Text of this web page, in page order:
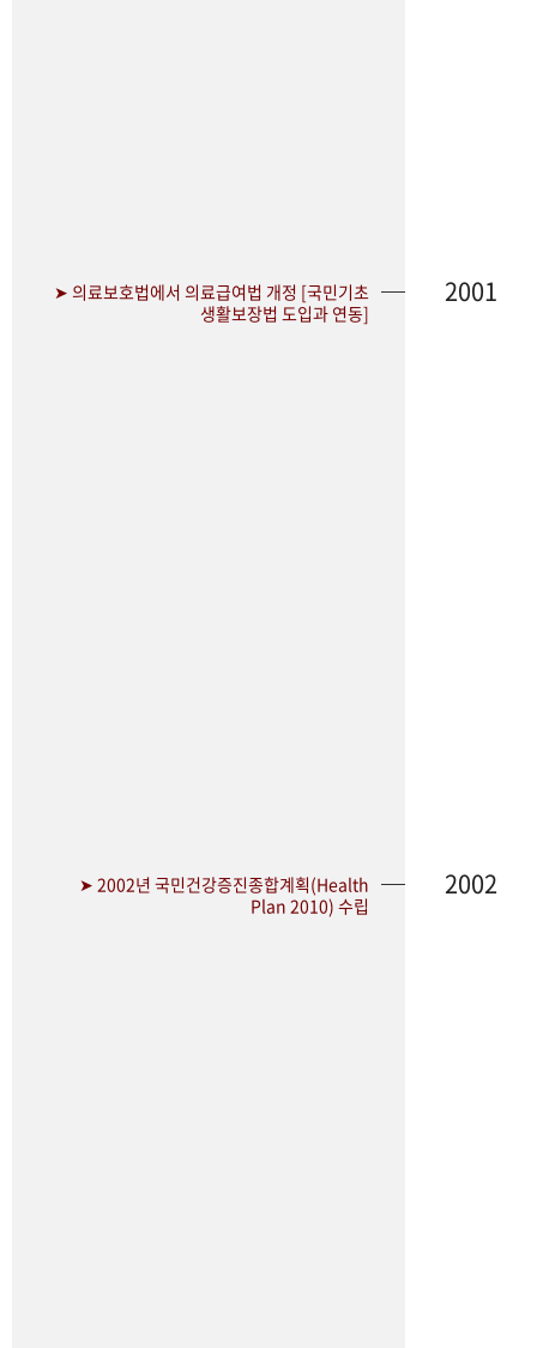
➤ 의료보호법에서 의료급여법 개정 [국민기초
생활보장법 도입과 연동]
2001
➤ 2002년 국민건강증진종합계획(Health
Plan 2010) 수립
2002